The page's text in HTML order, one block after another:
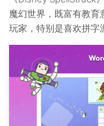
魔幻世界，既富有教育
玩家，特别是喜欢拼字